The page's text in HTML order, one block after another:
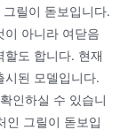
릴이 돋보입니다.
이 아니라 여닫음
할도 합니다. 현재
시된 모델입니다.
인하실 수 있습니
인 그릴이 돋보입